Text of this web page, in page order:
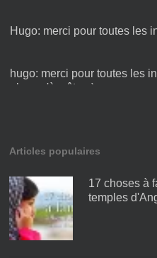
Hugo: merci pour toutes les
hugo:
merci pour toutes les
plus qu'à y être :) ...
Articles populaires
17 choses à
temples